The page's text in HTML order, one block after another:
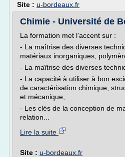
Site : u-bordeaux.fr
Chimie - Université de
La formation met l'accent sur :
- La maîtrise des diverses
matériaux inorganiques,
- La maîtrise des diverses
- La capacité à utiliser à bon
de caractérisation chimique,
et mécanique;
- Les clés de la conception de
relation...
Lire la suite
Site : u-bordeaux.fr